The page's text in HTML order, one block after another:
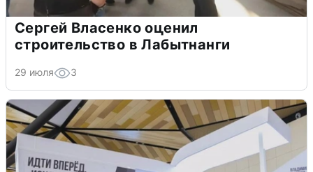
Сергей Власенко оценил
строительство в Лабытнанги
29 июля 3